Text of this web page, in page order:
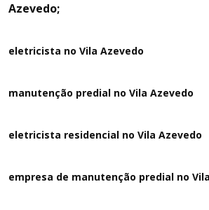
Azevedo;
eletricista no Vila Azevedo
manutenção predial no Vila Azevedo
eletricista residencial no Vila Azevedo
empresa de manutenção predial no